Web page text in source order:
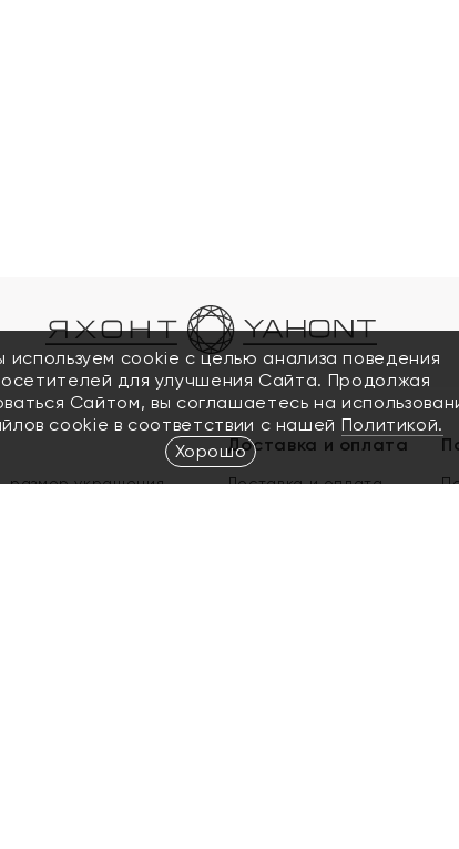
размер украшения
Доставка и оплата
Доставка и оплата
используем cookie с целью анализа поведения
для улучшения Сайта. Продолжая
Сайтом, вы соглашаетесь на
cookie в соответствии с нашей Политикой.
Хорошо